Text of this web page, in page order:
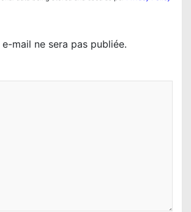
mail ne sera pas publiée.